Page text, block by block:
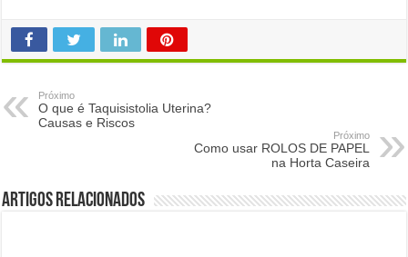
Próximo
O que é Taquisistolia Uterina?
Causas e Riscos
Próximo
Como usar ROLOS DE PAPEL
na Horta Caseira
Artigos Relacionados